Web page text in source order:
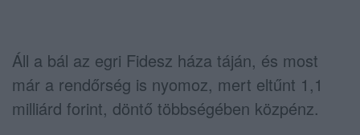
Áll a bál az egri Fidesz háza táján, és most
már a rendőrség is nyomoz, mert eltűnt 1,1
milliárd forint, döntő többségében közpénz.